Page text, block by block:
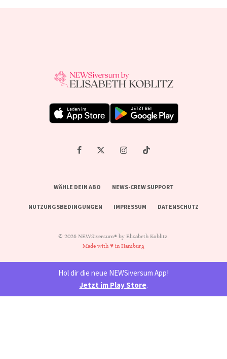
WÄHLE DEIN ABO NEWS-CREW SUPPORT
NUTZUNGSBEDINGUNGEN IMPRESSUM DATENSCHUTZ
© 2026 NEWSiversum® by Elisabeth Koblitz.
Made with ♥ in Hamburg
Hol dir die neue NEWSiversum App!
Jetzt im Play Store.